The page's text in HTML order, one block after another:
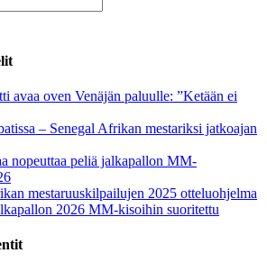
avaa oven Venäjän paluulle: ”Ketään ei
– Senegal Afrikan mestariksi jatkoajan
nopeuttaa peliä jalkapallon MM-
mestaruuskilpailujen 2025 otteluohjelma
2026 MM-kisoihin suoritettu